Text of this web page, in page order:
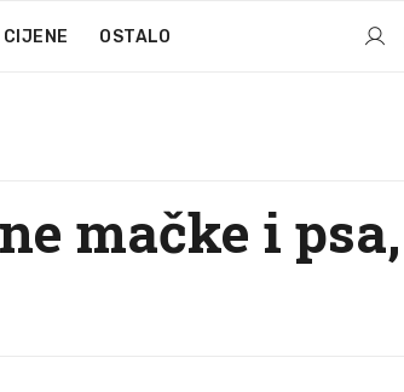
CIJENE OSTALO
mačke i psa,